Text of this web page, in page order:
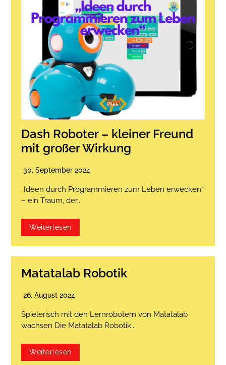
Dash Roboter – kleiner Freund
mit großer Wirkung
30. September 2024
„Ideen durch Programmieren zum Leben erwecken“
– ein Traum, der...
Weiterlesen
Matatalab Robotik
26. August 2024
Spielerisch mit den Lernrobotern von Matatalab
wachsen Die Matatalab Robotik...
Weiterlesen